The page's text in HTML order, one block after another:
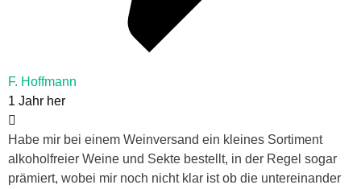
F. Hoffmann
1 Jahr her
Habe mir bei einem Weinversand ein kleines Sortiment
alkoholfreier Weine und Sekte bestellt, in der Regel sogar
prämiert, wobei mir noch nicht klar ist ob die untereinander